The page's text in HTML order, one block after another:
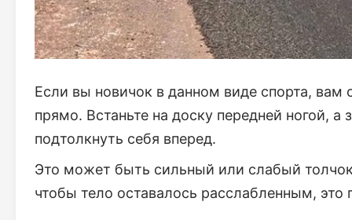
Если вы новичок в данном виде спорта, вам
прямо. Встаньте на доску передней ногой, а
подтолкнуть себя вперед.
Это может быть сильный или слабый
чтобы тело оставалось расслабленным,